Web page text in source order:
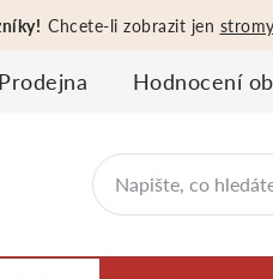
Chcete-li zobrazit jen
Prodejna Hodnocení